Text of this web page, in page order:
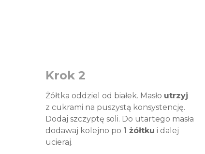
Krok 2
Żółtka oddziel od białek. Masło utrzyj
z cukrami na puszystą konsystencję.
Dodaj szczyptę soli. Do utartego masła
dodawaj kolejno po 1 żółtku i dalej
ucieraj.